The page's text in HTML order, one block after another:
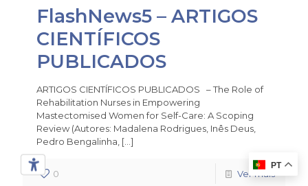
FlashNews5 – ARTIGOS
CIENTÍFICOS
PUBLICADOS
ARTIGOS CIENTÍFICOS PUBLICADOS – The Role of
Rehabilitation Nurses in Empowering
Mastectomised Women for Self-Care: A Scoping
Review (Autores: Madalena Rodrigues, Inês Deus,
Pedro Bengalinha, […]
0 Ver mais
PT